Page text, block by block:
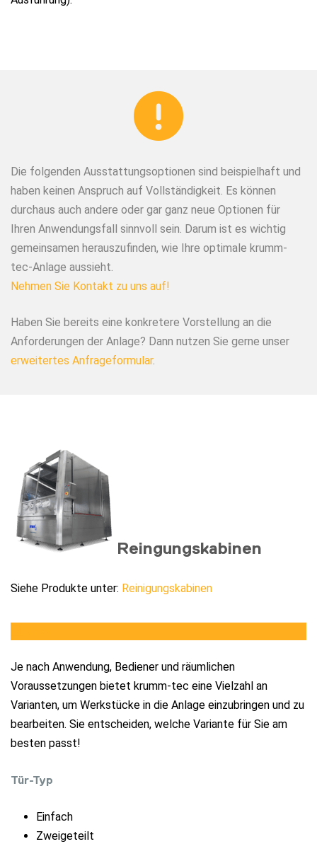
Die folgenden Ausstattungsoptionen sind beispielhaft und
haben keinen Anspruch auf Vollständigkeit. Es können
durchaus auch andere oder gar ganz neue Optionen für
Ihren Anwendungsfall sinnvoll sein. Darum ist es wichtig
gemeinsamen herauszufinden, wie Ihre optimale krumm-
tec-Anlage aussieht.
Nehmen Sie Kontakt zu uns auf!
Haben Sie bereits eine konkretere Vorstellung an die
Anforderungen der Anlage? Dann nutzen Sie gerne unser
erweitertes Anfrageformular.
Reingungskabinen
Siehe Produkte unter: Reinigungskabinen
Je nach Anwendung, Bediener und räumlichen
Voraussetzungen bietet krumm-tec eine Vielzahl an
Varianten, um Werkstücke in die Anlage einzubringen und zu
bearbeiten. Sie entscheiden, welche Variante für Sie am
besten passt!
Tür-Typ
Einfach
Zweigeteilt